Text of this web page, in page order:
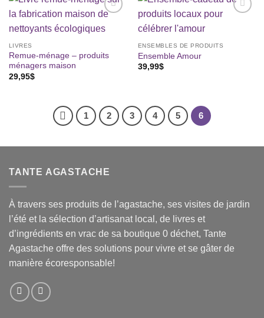
à la liste
LIVRES
Remue-ménage – produits
ménagers maison
29,95$
souhaits
ENSEMBLES DE PRODUITS
Ensemble Amour
39,99$
1 2 3 4 5 6
TANTE AGASTACHE
À travers ses produits de l’agastache, ses visites de jardin
l’été et la sélection d’artisanat local, de livres et
d’ingrédients en vrac de sa boutique 0 déchet, Tante
Agastache offre des solutions pour vivre et se gâter de
manière écoresponsable!